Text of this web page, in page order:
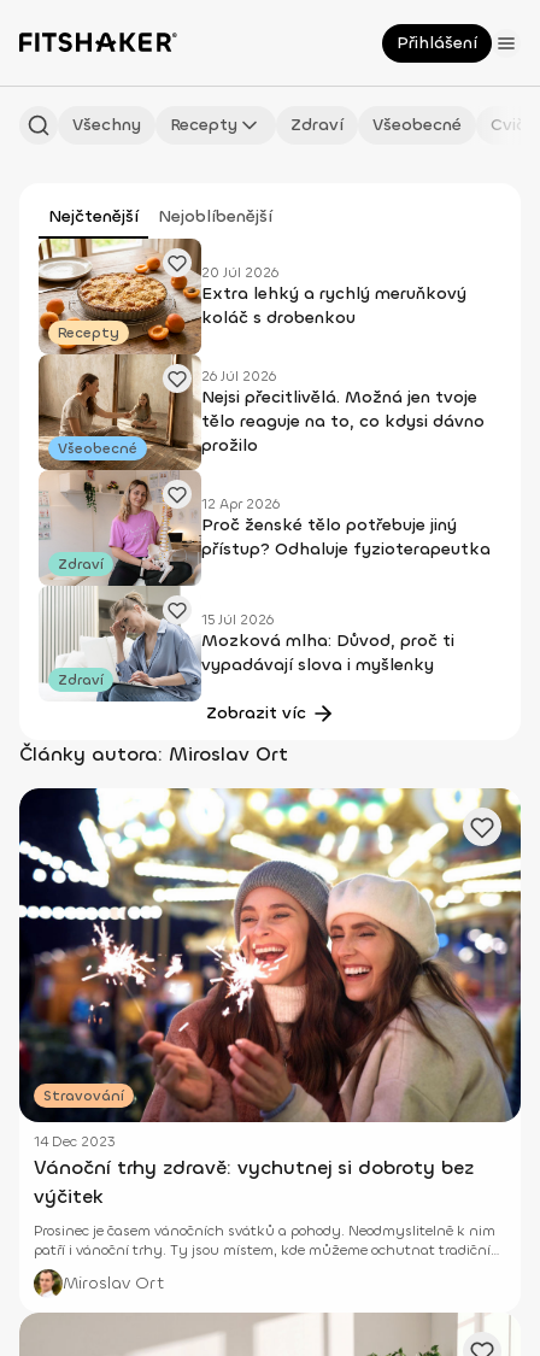
Přihlášení
Všechny Recepty Zdraví Všeobecné
Nejčtenější Nejoblíbenější
Recepty
20 Júl 2026
Extra lehký a rychlý meruňkový
koláč s drobenkou
Všeobecné
26 Júl 2026
Nejsi přecitlivělá. Možná jen tvoje
tělo reaguje na to, co kdysi dávno
prožilo
Zdraví
12 Apr 2026
Proč ženské tělo potřebuje jiný
přístup? Odhaluje fyzioterapeutka
Zdraví
15 Júl 2026
Mozková mlha: Důvod, proč ti
vypadávají slova i myšlenky
Zobrazit víc
Články autora: Miroslav Ort
Stravování
14 Dec 2023
Vánoční trhy zdravě: vychutnej si dobroty bez
výčitek
Prosinec je časem vánočních svátků a pohody. Neodmyslitelně k nim
patří i vánoční trhy. Ty jsou místem, kde můžeme ochutnat tradiční
vánoční jídla a nápoje. Jak si však zamlsat tak, abychom si to později
nevyčítali?
Miroslav Ort